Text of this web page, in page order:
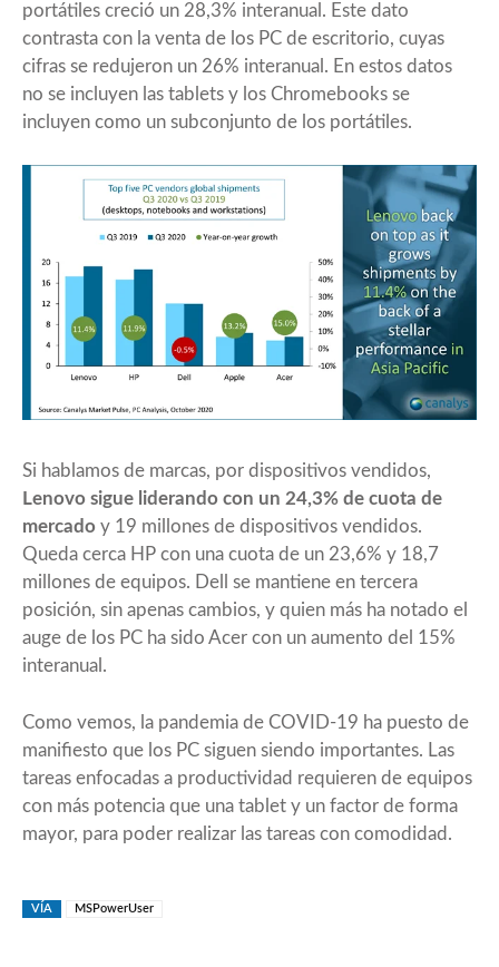
portátiles creció un 28,3% interanual. Este dato
contrasta con la venta de los PC de escritorio, cuyas
cifras se redujeron un 26% interanual. En estos datos
no se incluyen las tablets y los Chromebooks se
incluyen como un subconjunto de los portátiles.
Si hablamos de marcas, por dispositivos vendidos,
Lenovo sigue liderando con un 24,3% de cuota de
mercado y 19 millones de dispositivos vendidos.
Queda cerca HP con una cuota de un 23,6% y 18,7
millones de equipos. Dell se mantiene en tercera
posición, sin apenas cambios, y quien más ha notado el
auge de los PC ha sido Acer con un aumento del 15%
interanual.
Como vemos, la pandemia de COVID-19 ha puesto de
manifiesto que los PC siguen siendo importantes. Las
tareas enfocadas a productividad requieren de equipos
con más potencia que una tablet y un factor de forma
mayor, para poder realizar las tareas con comodidad.
VÍA MSPowerUser